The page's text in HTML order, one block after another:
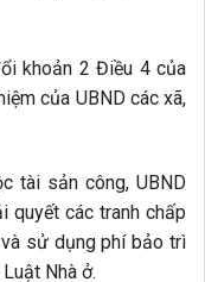
khoản 2 Điều 4 của
của UBND các xã,
tài sản công, UBND
quyết các tranh chấp
sử dụng phí bảo trì
Nhà ở.